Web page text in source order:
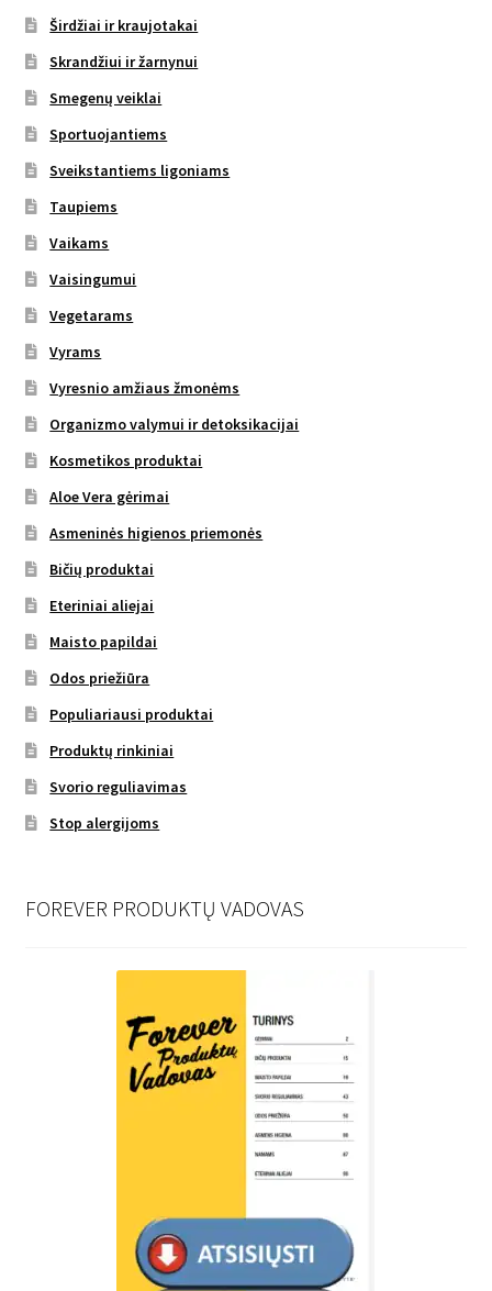
Širdžiai ir kraujotakai
Skrandžiui ir žarnynui
Smegenų veiklai
Sportuojantiems
Sveikstantiems ligoniams
Taupiems
Vaikams
Vaisingumui
Vegetarams
Vyrams
Vyresnio amžiaus žmonėms
Organizmo valymui ir detoksikacijai
Kosmetikos produktai
Aloe Vera gėrimai
Asmeninės higienos priemonės
Bičių produktai
Eteriniai aliejai
Maisto papildai
Odos priežiūra
Populiariausi produktai
Produktų rinkiniai
Svorio reguliavimas
Stop alergijoms
FOREVER PRODUKTŲ VADOVAS